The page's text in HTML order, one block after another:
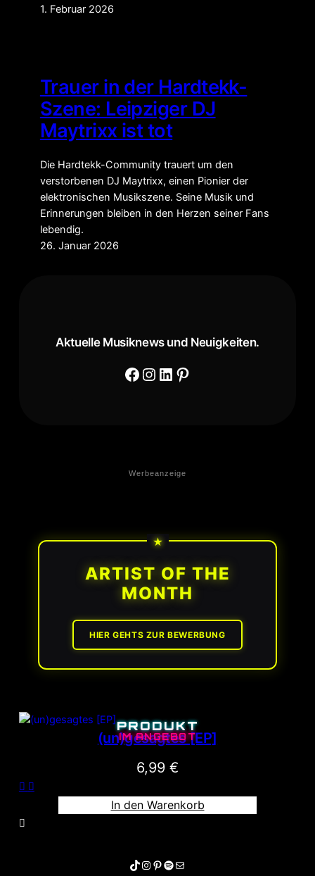
1. Februar 2026
Trauer in der Hardtekk-
Szene: Leipziger DJ
Maytrixx ist tot
Die Hardtekk-Community trauert um den
verstorbenen DJ Maytrixx, einen Pionier der
elektronischen Musikszene. Seine Musik und
Erinnerungen bleiben in den Herzen seiner Fans
lebendig.
26. Januar 2026
Aktuelle Musiknews und Neuigkeiten.
Facebook Instagram LinkedIn Pinterest
Werbeanzeige
ARTIST OF THE
MONTH
HIER GEHTS ZUR BEWERBUNG
PRODUKT
IM ANGEBOT
(un)gesagtes [EP]
6,99 €
In den Warenkorb
TikTok Instagram Pinterest Spotify E-Mail